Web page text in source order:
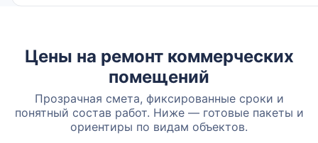
Цены на ремонт коммерческих
помещений
Прозрачная смета, фиксированные сроки и
понятный состав работ. Ниже — готовые пакеты и
ориентиры по видам объектов.